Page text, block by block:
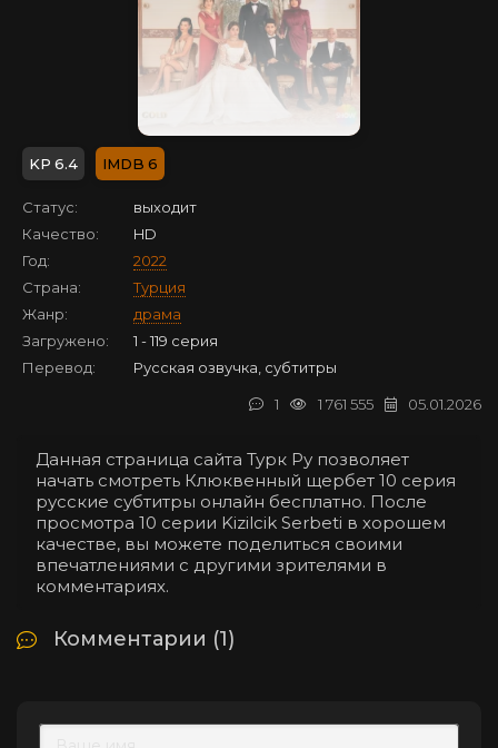
6.4 6
Статус:
выходит
Качество:
HD
Год:
2022
Страна:
Турция
Жанр:
драма
Загружено:
1 - 119 серия
Перевод:
Русская озвучка, субтитры
05.01.2026
1 761 555
1
Данная страница сайта Турк Ру позволяет
начать смотреть Клюквенный щербет 10 серия
русские субтитры онлайн бесплатно. После
просмотра 10 серии Kizilcik Serbeti в хорошем
качестве, вы можете поделиться своими
впечатлениями с другими зрителями в
комментариях.
Комментарии (1)